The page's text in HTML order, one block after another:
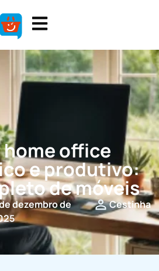
office
e produtivo:
de móveis
dezembro de
Cestinha